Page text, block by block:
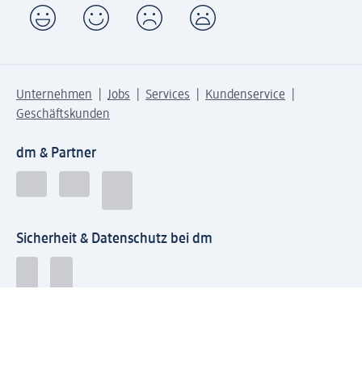
Unternehmen Jobs Services
Kundenservice
Geschäftskunden
dm & Partner
Sicherheit & Datenschutz bei dm